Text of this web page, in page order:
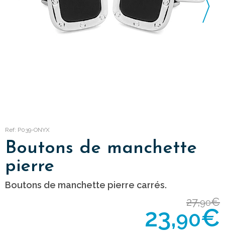
Ref: P039-ONYX
Boutons de manchette
pierre
Boutons de manchette pierre carrés.
27,90€
23,90€